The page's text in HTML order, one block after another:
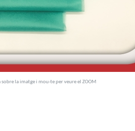
sobre la imatge i mou-te per veure el ZOOM